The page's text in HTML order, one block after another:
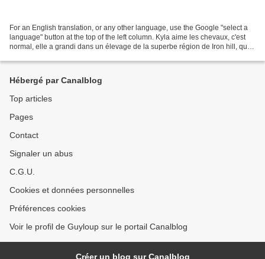
For an English translation, or any other language, use the Google "select a
language" button at the top of the left column. Kyla aime les chevaux, c'est
normal, elle a grandi dans un élevage de la superbe région de Iron hill, que
Hébergé par Canalblog
Top articles
Pages
Contact
Signaler un abus
C.G.U.
Cookies et données personnelles
Préférences cookies
Voir le profil de Guyloup sur le portail Canalblog
Créer un blog sur Canalblog